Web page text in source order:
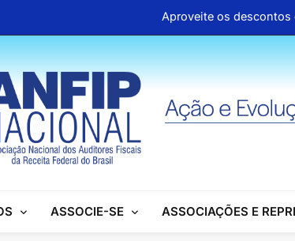
Aproveite os descontos
Associações se mobilizam para
ANFIP Nacional participa de
Associações se mobilizam para garantir
ASSOCIE-SE ASSOCIAÇÕES E